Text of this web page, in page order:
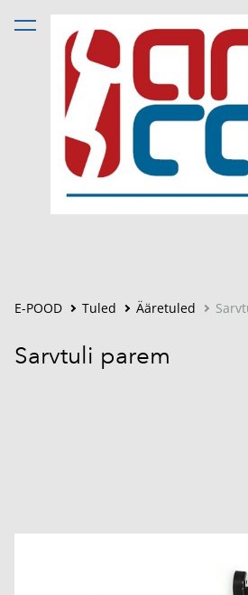
lisati ostukorvi. Vaata ostukorvi
E-POOD Tuled Ääretuled
Sarvtuli parem